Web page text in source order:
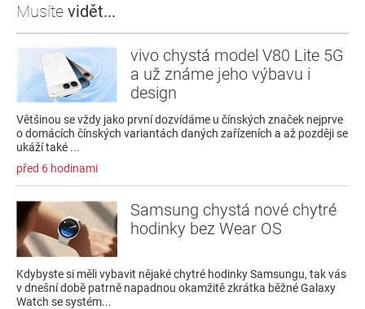
Musíte vidět...
vivo chystá model V80 Lite 5G
a už známe jeho výbavu i
design
Většinou se vždy jako první dozvídáme u čínských značek nejprve
o domácích čínských variantách daných zařízeních a až později se
ukáží také ...
před 6 hodinami
Samsung chystá nové chytré
hodinky bez Wear OS
Kdybyste si měli vybavit nějaké chytré hodinky Samsungu, tak vás
v dnešní době patrně napadnou okamžitě zkrátka běžné Galaxy
Watch se systém...